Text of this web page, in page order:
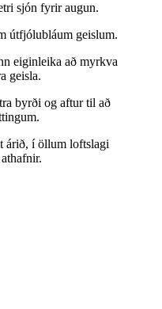
sjón fyrir augun.
útfjólubláum geislum.
eiginleika að myrkva
geisla.
byrði og aftur til að
árið, í öllum loftslagi